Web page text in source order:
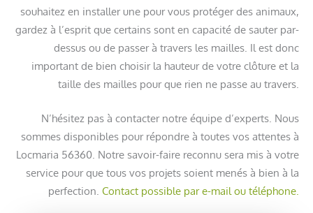
souhaitez en installer une pour vous protéger des animaux,
gardez à l’esprit que certains sont en capacité de sauter par-
dessus ou de passer à travers les mailles. Il est donc
important de bien choisir la hauteur de votre clôture et la
taille des mailles pour que rien ne passe au travers.
N’hésitez pas à contacter notre équipe d’experts. Nous
sommes disponibles pour répondre à toutes vos attentes à
Locmaria 56360. Notre savoir-faire reconnu sera mis à votre
service pour que tous vos projets soient menés à bien à la
perfection. Contact possible par e-mail ou téléphone.